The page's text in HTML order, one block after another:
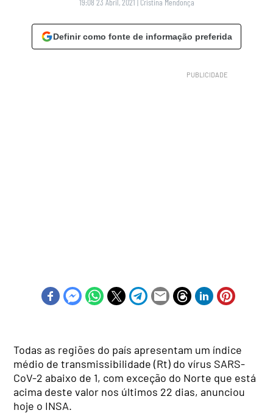
19:08 23 Abril, 2021 | Cristina Mendonça
Definir como fonte de informação preferida
Todas as regiões do país apresentam um índice
médio de transmissibilidade (Rt) do vírus SARS-
CoV-2 abaixo de 1, com exceção do Norte que está
acima deste valor nos últimos 22 dias, anunciou
hoje o INSA.